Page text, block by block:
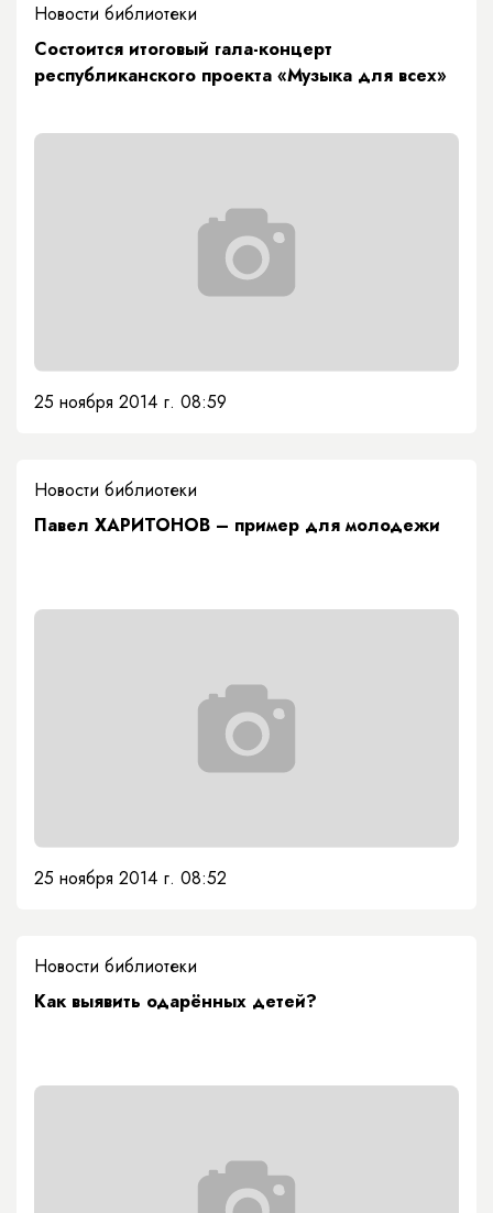
Новости библиотеки
Состоится итоговый гала-концерт
республиканского проекта «Музыка для всех»
25 ноября 2014 г. 08:59
Новости библиотеки
Павел ХАРИТОНОВ – пример для молодежи
25 ноября 2014 г. 08:52
Новости библиотеки
Как выявить одарённых детей?